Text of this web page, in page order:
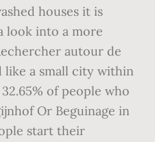
houses it is
look into a more
autour de
like a small city within
of people who
Or Beguinage in
start their